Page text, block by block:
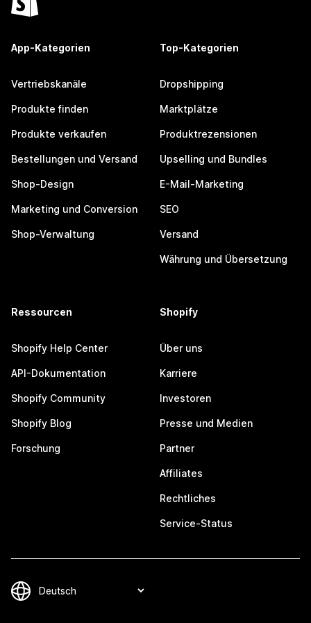
App-Kategorien
Vertriebskanäle
Produkte finden
Produkte verkaufen
Bestellungen und Versand
Shop-Design
Marketing und Conversion
Shop-Verwaltung
Top-Kategorien
Dropshipping
Marktplätze
Produktrezensionen
Upselling und Bundles
E-Mail-Marketing
SEO
Versand
Währung und Übersetzung
Ressourcen
Shopify Help Center
API-Dokumentation
Shopify Community
Shopify Blog
Forschung
Shopify
Über uns
Karriere
Investoren
Presse und Medien
Partner
Affiliates
Rechtliches
Service-Status